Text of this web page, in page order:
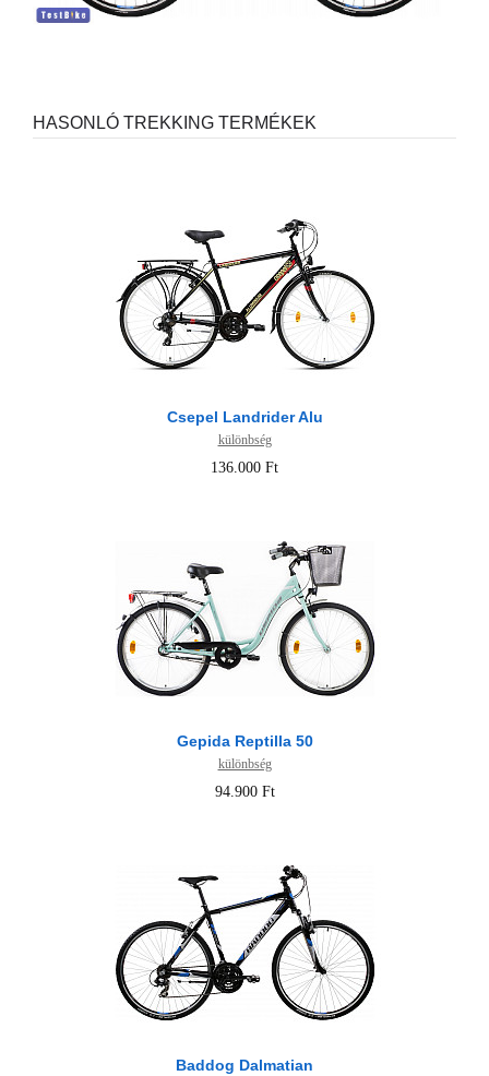
HASONLÓ TREKKING TERMÉKEK
Csepel Landrider Alu
különbség
136.000 Ft
Gepida Reptilla 50
különbség
94.900 Ft
Baddog Dalmatian